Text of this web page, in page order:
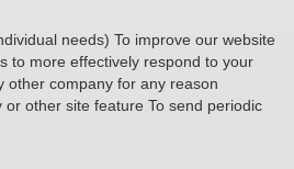
needs) To improve our website
to more effectively respond to your
other company for any reason
other site feature To send periodic